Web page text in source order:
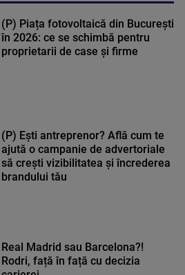
(P) Piața fotovoltaică din București
în 2026: ce se schimbă pentru
proprietarii de case și firme
(P) Ești antreprenor? Află cum te
ajută o campanie de advertoriale
să crești vizibilitatea și încrederea
brandului tău
Real Madrid sau Barcelona?!
Rodri, față în față cu decizia